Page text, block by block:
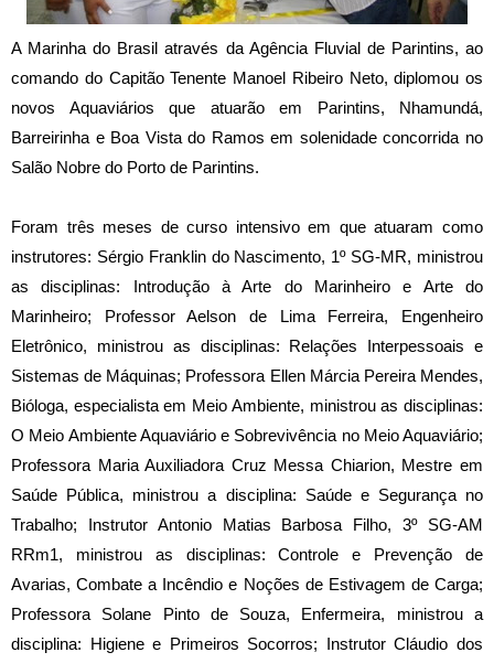
A Marinha do Brasil através da Agência Fluvial de Parintins, ao
comando do Capitão Tenente Manoel Ribeiro Neto, diplomou os
novos Aquaviários que atuarão em Parintins, Nhamundá,
Barreirinha e Boa Vista do Ramos em solenidade concorrida no
Salão Nobre do Porto de Parintins.
Foram três meses de curso intensivo em que atuaram como
instrutores: Sérgio Franklin do Nascimento, 1º SG-MR, ministrou
as disciplinas: Introdução à Arte do Marinheiro e Arte do
Marinheiro; Professor Aelson de Lima Ferreira, Engenheiro
Eletrônico, ministrou as disciplinas: Relações Interpessoais e
Sistemas de Máquinas; Professora Ellen Márcia Pereira Mendes,
Bióloga, especialista em Meio Ambiente, ministrou as disciplinas:
O Meio Ambiente Aquaviário e Sobrevivência no Meio Aquaviário;
Professora Maria Auxiliadora Cruz Messa Chiarion, Mestre em
Saúde Pública, ministrou a disciplina: Saúde e Segurança no
Trabalho; Instrutor Antonio Matias Barbosa Filho, 3º SG-AM
RRm1, ministrou as disciplinas: Controle e Prevenção de
Avarias, Combate a Incêndio e Noções de Estivagem de Carga;
Professora Solane Pinto de Souza, Enfermeira, ministrou a
disciplina: Higiene e Primeiros Socorros; Instrutor Cláudio dos